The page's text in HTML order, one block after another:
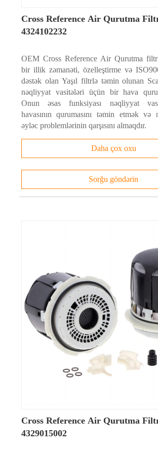
Cross Reference Air Qurutma
4324102232
OEM Cross Reference Air Qurutma
bir illik zəmanəti, özelleştirme və
dəstək olan Yaşıl filtrlə təmin olunan
nəqliyyat vasitələri üçün bir hava
Onun əsas funksiyası nəqliyyat
havasının qurumasını təmin etmək və
əyləc problemlərinin qarşısını almaqdır.
Daha çox oxu
Sorğu göndərin
Cross Reference Air Qurutma
4329015002